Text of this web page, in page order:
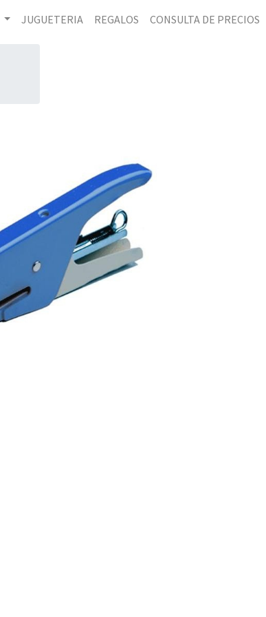
JUGUETERIA REGALOS CONSULTA DE PRECIOS